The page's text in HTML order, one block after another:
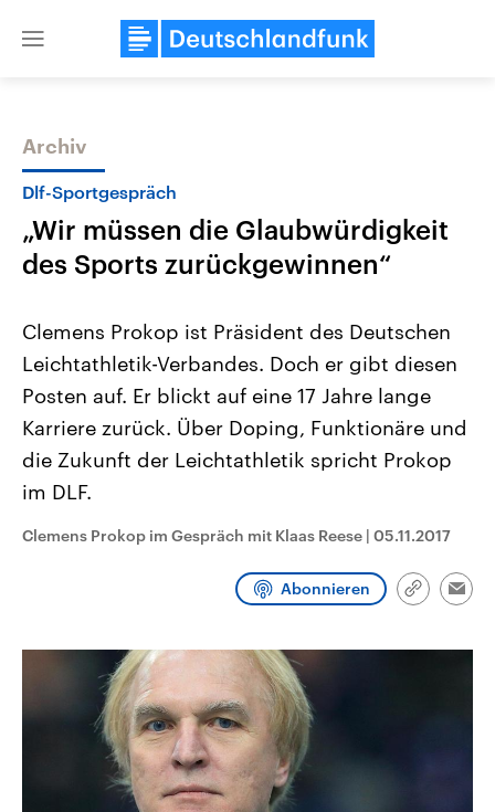
Close
Themen
Landtagswahl Sachsen-Anhalt
2026
Alle Informationen
Sachsen-Anhalt wählt am 6.
September 2026 einen neuen
Landtag. Seit 2021 wird das
Bundesland von einer Koalition aus
Umfragen, Prognosen,
Wahlprogramme, aktuelle Berichte
und Kandidaten der anstehenden
USA
Aktuelle Beiträge,
Hintergründe
Wirtschaftlich und
gehören die Vereinigten
den mächtigsten Ländern
Archiv
Dlf-Sportgespräch
„Wir müssen die Glaubwürdigkeit
des Sports zurückgewinnen“
Clemens Prokop ist Präsident des Deutschen
Leichtathletik-Verbandes. Doch er gibt diesen
Posten auf. Er blickt auf eine 17 Jahre lange
Karriere zurück. Über Doping, Funktionäre und
die Zukunft der Leichtathletik spricht Prokop
im DLF.
Clemens Prokop im Gespräch mit Klaas Reese | 05.11.2017
Abonnieren
Link